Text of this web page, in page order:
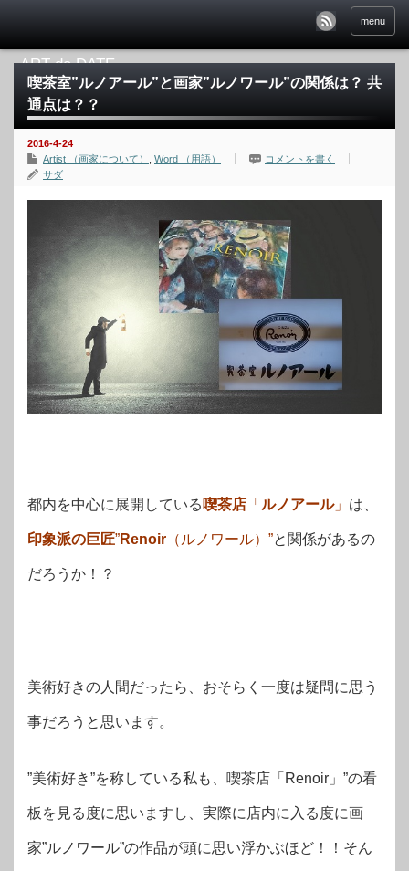
menu
喫茶室”ルノアール”と画家”ルノワール”の関係は？ 共
通点は？？
2016-4-24
Artist （画家について）
Word （用語）
コメントを書く
サダ
都内を中心に展開している 喫茶店 「 ルノアール」 は、
印象派の巨匠”Renoir （ルノワール）”と関係があるの
だろうか！？
美術好きの人間だったら、おそらく一度は疑問に思う
事だろうと思います。
”美術好き”を称している私も、喫茶店「Renoir」”の看
板を見る度に思いますし、実際に店内に入る度に画
家”ルノワール”の作品が頭に思い浮かぶほど！！そん